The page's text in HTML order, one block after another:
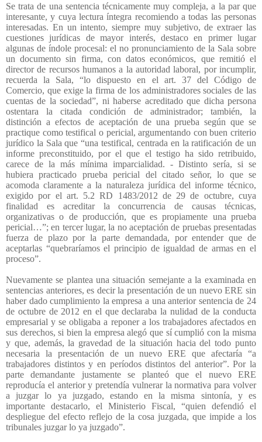
Se trata de una sentencia técnicamente muy compleja, a la par que
interesante, y cuya lectura íntegra recomiendo a todas las personas
interesadas. En un intento, siempre muy subjetivo, de extraer las
cuestiones jurídicas de mayor interés, destaco en primer lugar
algunas de índole procesal: el no pronunciamiento de la Sala sobre
un documento sin firma, con datos económicos, que remitió el
director de recursos humanos a la autoridad laboral, por incumplir,
recuerda la Sala, “lo dispuesto en el art. 37 del Código de
Comercio, que exige la firma de los administradores sociales de las
cuentas de la sociedad”, ni haberse acreditado que dicha persona
ostentara la citada condición de administrador; también, la
distinción a efectos de aceptación de una prueba según que se
practique como testifical o pericial, argumentando con buen criterio
jurídico la Sala que “una testifical, centrada en la ratificación de un
informe preconstituido, por el que el testigo ha sido retribuido,
carece de la más mínima imparcialidad. - Distinto sería, si se
hubiera practicado prueba pericial del citado señor, lo que se
acomoda claramente a la naturaleza jurídica del informe técnico,
exigido por el art. 5.2 RD 1483/2012 de 29 de octubre, cuya
finalidad es acreditar la concurrencia de causas técnicas,
organizativas o de producción, que es propiamente una prueba
pericial…”; en tercer lugar, la no aceptación de pruebas presentadas
fuerza de plazo por la parte demandada, por entender que de
aceptarlas “quebraríamos el principio de igualdad de armas en el
proceso”.
Nuevamente se plantea una situación semejante a la examinada en
sentencias anteriores, es decir la presentación de un nuevo ERE sin
haber dado cumplimiento la empresa a una anterior sentencia de 24
de octubre de 2012 en el que declaraba la nulidad de la conducta
empresarial y se obligaba a reponer a los trabajadores afectados en
sus derechos, si bien la empresa alegó que sí cumplió con la misma
y que, además, la gravedad de la situación hacia del todo punto
necesaria la presentación de un nuevo ERE que afectaría “a
trabajadores distintos y en períodos distintos del anterior”. Por la
parte demandante justamente se planteó que el nuevo ERE
reproducía el anterior y pretendía vulnerar la normativa para volver
a juzgar lo ya juzgado, estando en la misma sintonía, y es
importante destacarlo, el Ministerio Fiscal, “quien defendió el
despliegue del efecto reflejo de la cosa juzgada, que impide a los
tribunales juzgar lo ya juzgado”.